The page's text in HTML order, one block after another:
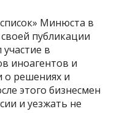
Минюста в
публикации
в
иноагентов и
о решениях и
этого бизнесмен
и уезжать не